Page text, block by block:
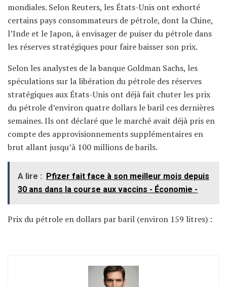
mondiales. Selon Reuters, les États-Unis ont exhorté
certains pays consommateurs de pétrole, dont la Chine,
l’Inde et le Japon, à envisager de puiser du pétrole dans
les réserves stratégiques pour faire baisser son prix.
Selon les analystes de la banque Goldman Sachs, les
spéculations sur la libération du pétrole des réserves
stratégiques aux États-Unis ont déjà fait chuter les prix
du pétrole d’environ quatre dollars le baril ces dernières
semaines. Ils ont déclaré que le marché avait déjà pris en
compte des approvisionnements supplémentaires en
brut allant jusqu’à 100 millions de barils.
A lire : Pfizer fait face à son meilleur mois depuis
30 ans dans la course aux vaccins - Économie -
Prix du pétrole en dollars par baril (environ 159 litres) :